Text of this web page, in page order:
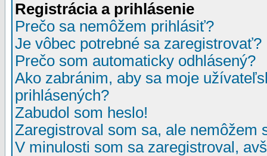
Registrácia a prihlásenie
Prečo sa nemôžem prihlásiť?
Je vôbec potrebné sa zaregistrovať?
Prečo som automaticky odhlásený?
Ako zabránim, aby sa moje
prihlásených?
Zabudol som heslo!
Zaregistroval som sa, ale nemôžem
V minulosti som sa zaregistroval,